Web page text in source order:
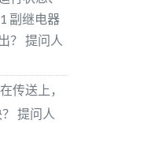
副继电器
？ 提问人
传送上，
提问人